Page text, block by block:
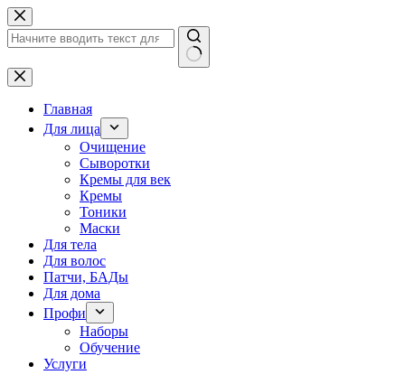
Перейти
к
сути
Ничего
не
найденоГлавная
Для лица
Очищение
Сыворотки
Кремы для век
Кремы
Тоники
Маски
Для тела
Для волос
Патчи, БАДы
Для дома
Профи
Наборы
Обучение
Услуги